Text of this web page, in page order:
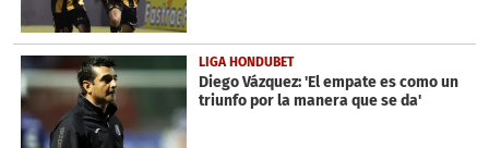
LIGA HONDUBET
Diego Vázquez: 'El empate es como un
triunfo por la manera que se da'